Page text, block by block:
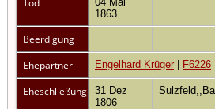
Tod
1863
Beerdigung
Ehepartner
Engelhard Krüger F6226
Eheschließung
31 Dez
1806